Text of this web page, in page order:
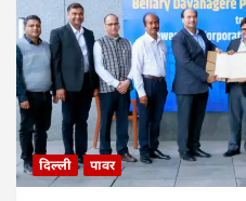
दिल्ली पावर